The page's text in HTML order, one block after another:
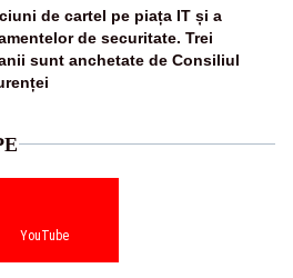
de cartel pe piața IT și a
de securitate. Trei
sunt anchetate de Consiliul
YouTube